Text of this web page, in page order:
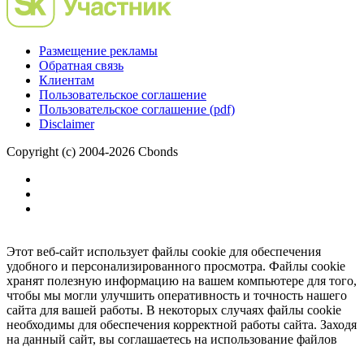
Размещение рекламы
Обратная связь
Клиентам
Пользовательское соглашение
Пользовательское соглашение (pdf)
Disclaimer
Copyright (c) 2004-2026 Cbonds
Этот веб-сайт использует файлы cookie для обеспечения
удобного и персонализированного просмотра. Файлы cookie
хранят полезную информацию на вашем компьютере для того,
чтобы мы могли улучшить оперативность и точность нашего
сайта для вашей работы. В некоторых случаях файлы cookie
необходимы для обеспечения корректной работы сайта. Заходя
на данный сайт, вы соглашаетесь на использование файлов